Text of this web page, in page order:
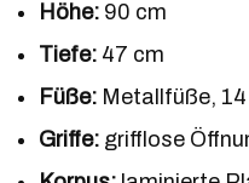
Höhe: 90 cm
Tiefe: 47 cm
Füße: Metallfüße,
Griffe: grifflose